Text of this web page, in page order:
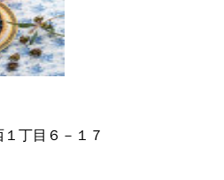
丁目６－１７